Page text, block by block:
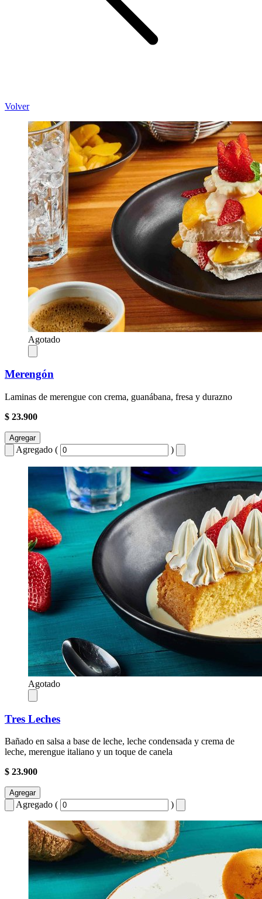
Volver
Agotado
Merengón
Laminas de merengue con crema, guanábana, fresa y durazno
$ 23.900
Agregar
Agregado ( )
Agotado
Tres Leches
Bañado en salsa a base de leche, leche condensada y crema de
leche, merengue italiano y un toque de canela
$ 23.900
Agregar
Agregado ( )